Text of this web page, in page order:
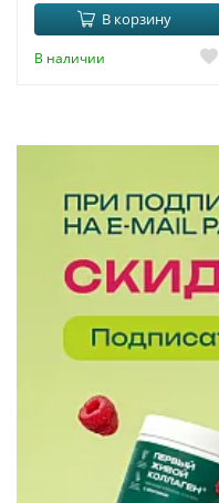
В корзину
В наличии